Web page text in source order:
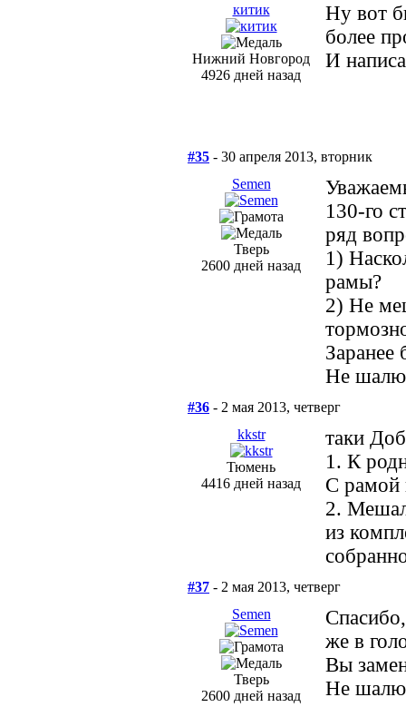
китик
Нижний Новгород
4926 дней назад
Ну вот
более
И
#35 - 30 апреля 2013, вторник
Semen
Тверь
2600 дней назад
130-го
ряд
1)
рамы?
2) Не
Заранее
Не
#36 - 2 мая 2013, четверг
kkstr
Тюмень
4416 дней назад
таки
1. К
С рамой
2.
из
#37 - 2 мая 2013, четверг
Semen
Тверь
2600 дней назад
же в
Вы
Не